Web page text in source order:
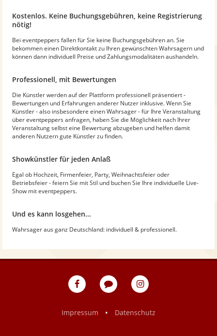
Kostenlos. Keine Buchungsgebühren, keine Registrierung
nötig!
Bei eventpeppers fallen für Sie keine Buchungsgebühren an. Sie
bekommen einen Direktkontakt zu Ihren gewünschten Wahrsagern und
können dann individuell Preise und Zahlungsmodalitäten aushandeln.
Professionell, mit Bewertungen
Die Künstler werden auf der Plattform professionell präsentiert -
Bewertungen und Erfahrungen anderer Nutzer inklusive. Wenn Sie
Künstler - also insbesondere einen Wahrsager - für Ihre Veranstaltung
über eventpeppers anfragen, haben Sie die Möglichkeit nach Ihrer
Veranstaltung selbst eine Bewertung abzugeben und helfen damit
anderen Nutzern gute Künstler zu finden.
Showkünstler für jeden Anlaß
Egal ob Hochzeit, Firmenfeier, Party, Weihnachtsfeier oder
Betriebsfeier - feiern Sie mit Stil und buchen Sie Ihre individuelle Live-
Show mit eventpeppers.
Und es kann losgehen...
Wahrsager aus ganz Deutschland: individuell & professionell.
eventpeppers
Blog
eventpeppers
Impressum
• Datenschutz